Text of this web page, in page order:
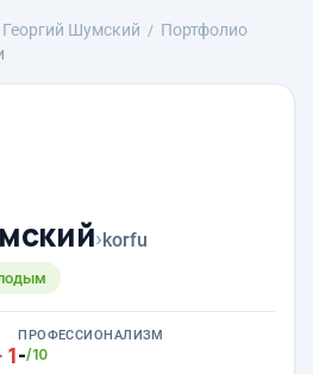
Георгий Шумский
Портфолио
›korfu
1
ПРОФЕССИОНАЛИЗМ
-/10